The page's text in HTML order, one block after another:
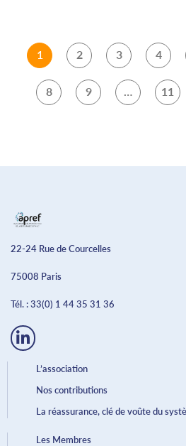
1 2 3 4
8 9 … 11
22-24 Rue de Courcelles
75008 Paris
Tél. :33(0) 1 44 35 31 36
L’association
Nos contributions
La réassurance, clé de voûte du
Les Membres